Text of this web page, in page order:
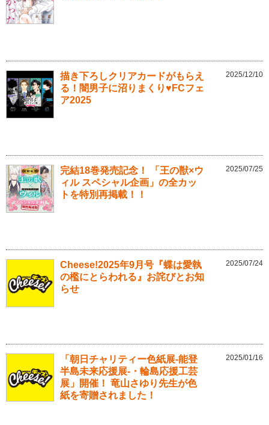
描き下ろしクリアカードがもらえ
る！闇男子に沼りまくり♥FCフェ
ア2025
2025/12/10
完結18巻発売記念！ 「王の獣×ウ
ィル スペシャル企画」の全カッ
トを特別再掲載！！
2025/07/25
Cheese!2025年9月号『蝶は愛執
の檻にとらわれる』お詫びとお知
らせ
2025/07/24
「朝日チャリティー色紙展-能登
半島未来応援展-・輪島応援工芸
展」開催！ 竜山さゆり先生が色
紙を寄贈されました！
2025/01/16